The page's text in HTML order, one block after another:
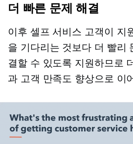
더 빠른 문제 해결
이후 셀프 서비스 고객이 지
을 기다리는 것보다 더 빨리
결할 수 있도록 지원하므로
과 고객 만족도 향상으로 이